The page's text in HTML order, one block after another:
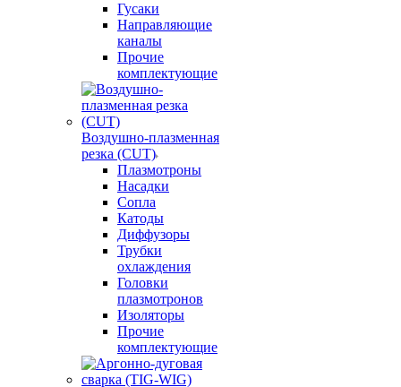
Гусаки
Направляющие
каналы
Прочие
комплектующие
Воздушно-плазменная
резка (CUT)
Плазмотроны
Насадки
Сопла
Катоды
Диффузоры
Трубки
охлаждения
Головки
плазмотронов
Изоляторы
Прочие
комплектующие